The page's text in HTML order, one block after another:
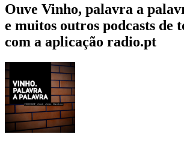
Ouve Vinho, palavra a
e muitos outros podcasts de
com a aplicação radio.pt